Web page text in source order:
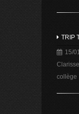
TRIP
15/
collège